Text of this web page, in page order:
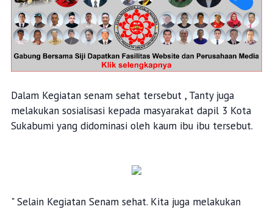
Dalam Kegiatan senam sehat tersebut , Tanty juga
melakukan sosialisasi kepada masyarakat dapil 3 Kota
Sukabumi yang didominasi oleh kaum ibu ibu tersebut.
" Selain Kegiatan Senam sehat. Kita juga melakukan